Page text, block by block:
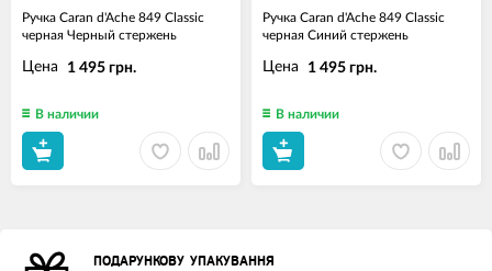
Ручка Caran d'Ache 849 Classic
черная Черный стержень
Цена 1 495 грн.
В наличии
Ручка Caran d'Ache 849 Classic
черная Синий стержень
Цена 1 495 грн.
В наличии
ПОДАРУНКОВУ УПАКУВАННЯ